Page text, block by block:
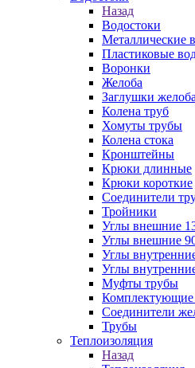
Назад
Водостоки
Металлические
Пластиковые
Воронки
Желоба
Заглушки желоба
Колена труб
Хомуты трубы
Колена стока
Кронштейны
Крюки длинные
Крюки короткие
Соединители
Тройники
Углы внешние
Углы внешние
Углы
Углы
Муфты трубы
Комплектующие
Соединители
Трубы
Теплоизоляция
Назад